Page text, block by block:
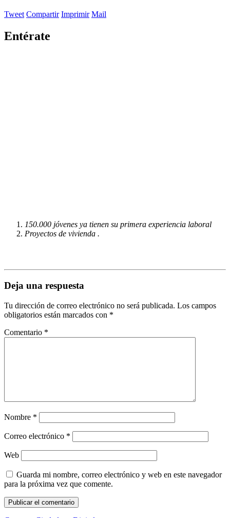
Tweet Compartir Imprimir Mail
Entérate
150.000 jóvenes ya tienen su primera experiencia laboral
Proyectos de vivienda .
Deja una respuesta
Tu dirección de correo electrónico no será publicada. Los campos
obligatorios están marcados con *
Comentario *
Nombre *
Correo electrónico *
Web
Guarda mi nombre, correo electrónico y web en este navegador
para la próxima vez que comente.